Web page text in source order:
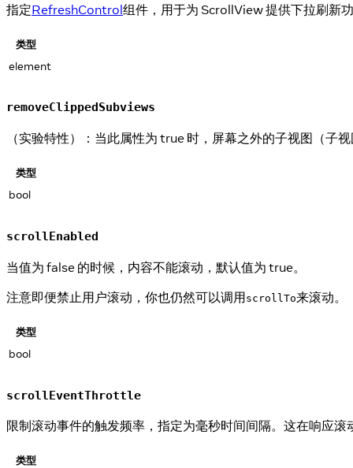
指定RefreshControl组件，用于为 ScrollView 提供下拉刷新
类型
element
removeClippedSubviews
（实验特性）：当此属性为 true 时，屏幕之外的子视图（子
类型
bool
scrollEnabled
当值为 false 的时候，内容不能滚动，默认值为 true。
注意即便禁止用户滚动，你也仍然可以调用scrollTo来滚动。
类型
bool
scrollEventThrottle
限制滚动事件的触发频率，指定为毫秒时间间隔。这在响应
类型